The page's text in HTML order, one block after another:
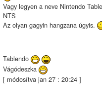
Vagy legyen a neve Nintendo
NTS
Az olyan gagyin hangzana úgyis.
Tablendo
Vágódeszka
[ módosítva jan 27 : 20:24 ]